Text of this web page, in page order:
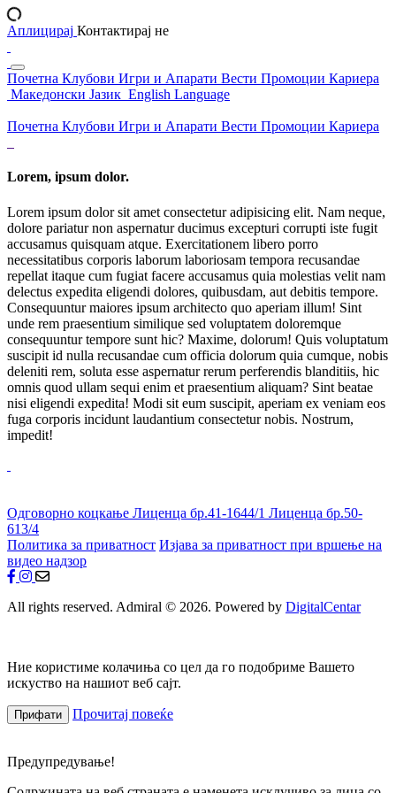
Аплицирај Контактирај не
Почетна Клубови Игри и Апарати Вести Промоции Кариера
Македонски Јазик English Language
Почетна Клубови Игри и Апарати Вести Промоции Кариера
Lorem, ipsum dolor.
Lorem ipsum dolor sit amet consectetur adipisicing elit. Nam neque,
dolore pariatur non aspernatur ducimus excepturi corrupti iste fugit
accusamus quisquam atque. Exercitationem libero porro
necessitatibus corporis laborum laboriosam tempora recusandae
repellat itaque cum fugiat facere accusamus quia molestias velit nam
delectus expedita eligendi dolores, quibusdam, aut debitis tempore.
Consequuntur maiores ipsum architecto quo aperiam illum! Sint
unde rem praesentium similique sed voluptatem doloremque
consequuntur tempore sunt hic? Maxime, dolorum! Quis voluptatum
suscipit id nulla recusandae cum officia dolorum quia cumque, nobis
deleniti rem, soluta esse aspernatur rerum perferendis blanditiis, hic
omnis quod ullam sequi enim et praesentium aliquam? Sint beatae
nisi eligendi expedita! Modi sit eum suscipit, aperiam ex veniam eos
fuga corporis incidunt laudantium consectetur nobis. Nostrum,
impedit!
Одговорно коцкање Лиценца бр.41-1644/1 Лиценца бр.50-
613/4
Политика за приватност Изјава за приватност при вршење на
видео надзор
All rights reserved. Admiral © 2026. Powered by DigitalCentar
Ние користиме колачиња со цел да го подобриме Вашето
искуство на нашиот веб сајт.
Прифати Прочитај повеќе
Предупредување!